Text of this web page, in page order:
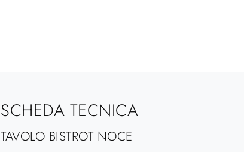
SCHEDA TECNICA
TAVOLO BISTROT NOCE